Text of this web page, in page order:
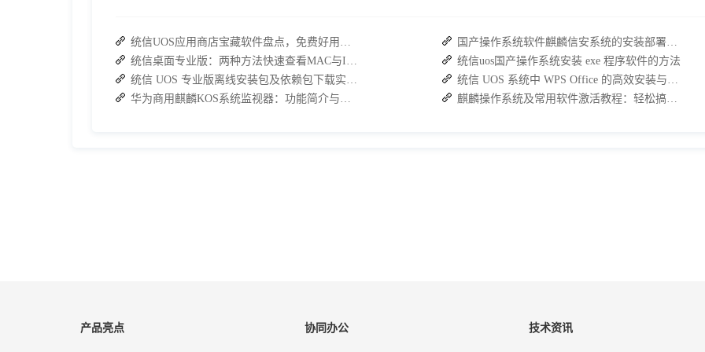
统信UOS应用商店宝藏软件盘点，免费好用，办公效率直接拉满
统信桌面专业版：两种方法快速查看MAC与IP地址
统信 UOS 专业版离线安装包及依赖包下载实操指南
华为商用麒麟KOS系统监视器：功能简介与实操指南
国产操作系统软件麒麟信安系统的安装部署教程
统信uos国产操作系统安装 exe 程序软件的方法
统信 UOS 系统中 WPS Office 的高效安装与使用指南
麒麟操作系统及常用软件激活教程：轻松搞定WPS与数科OFD的激活
产品亮点 协同办公 技术资讯